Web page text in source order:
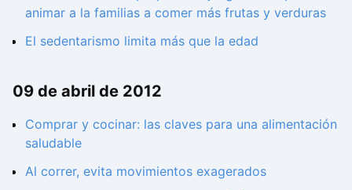
animar a la familias a comer más frutas y verduras
El sedentarismo limita más que la edad
09 de abril de 2012
Comprar y cocinar: las claves para una alimentación
saludable
Al correr, evita movimientos exagerados